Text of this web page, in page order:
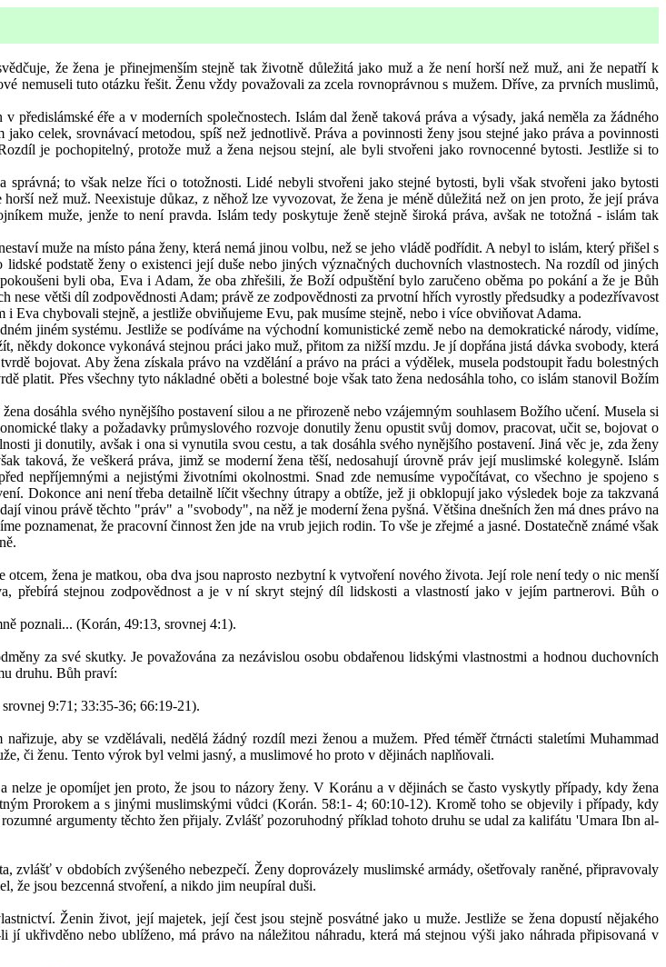
že žena je přinejmenším stejně tak životně důležitá jako muž a že není horší než muž, ani že nepatří k
tuto otázku řešit. Ženu vždy považovali za zcela rovnoprávnou s mužem. Dříve, za prvních muslimů,
éře a v moderních společnostech. Islám dal ženě taková práva a výsady, jaká neměla za žádného
celek, srovnávací metodou, spíš než jednotlivě. Práva a povinnosti ženy jsou stejné jako práva a povinnosti
je pochopitelný, protože muž a žena nejsou stejní, ale byli stvořeni jako rovnocenné bytosti. Jestliže si to
to však nelze říci o totožnosti. Lidé nebyli stvořeni jako stejné bytosti, byli však stvořeni jako bytosti
než muž. Neexistuje důkaz, z něhož lze vyvozovat, že žena je méně důležitá než on jen proto, že její práva
muže, jenže to není pravda. Islám tedy poskytuje ženě stejně široká práva, avšak ne totožná - islám tak
muže na místo pána ženy, která nemá jinou volbu, než se jeho vládě podřídit. A nebyl to islám, který přišel s
podstatě ženy o existenci její duše nebo jiných význačných duchovních vlastnostech. Na rozdíl od jiných
byli oba, Eva i Adam, že oba zhřešili, že Boží odpuštění bylo zaručeno oběma po pokání a že je Bůh
větši díl zodpovědnosti Adam; právě ze zodpovědnosti za prvotní hřích vyrostly předsudky a podezřívavost
chybovali stejně, a jestliže obviňujeme Evu, pak musíme stejně, nebo i více obviňovat Adama.
jiném systému. Jestliže se podíváme na východní komunistické země nebo na demokratické národy, vidíme,
někdy dokonce vykonává stejnou práci jako muž, přitom za nižší mzdu. Je jí dopřána jistá dávka svobody, která
bojovat. Aby žena získala právo na vzdělání a právo na práci a výdělek, musela podstoupit řadu bolestných
platit. Přes všechny tyto nákladné oběti a bolestné boje však tato žena nedosáhla toho, co islám stanovil Božím
dosáhla svého nynějšího postavení silou a ne přirozeně nebo vzájemným souhlasem Božího učení. Musela si
tlaky a požadavky průmyslového rozvoje donutily ženu opustit svůj domov, pracovat, učit se, bojovat o
ji donutily, avšak i ona si vynutila svou cestu, a tak dosáhla svého nynějšího postavení. Jiná věc je, zda ženy
taková, že veškerá práva, jimž se moderní žena těší, nedosahují úrovně práv její muslimské kolegyně. Islám
nepříjemnými a nejistými životními okolnostmi. Snad zde nemusíme vypočítávat, co všechno je spojeno s
Dokonce ani není třeba detailně líčit všechny útrapy a obtíže, jež ji obklopují jako výsledek boje za takzvaná
vinou právě těchto "práv" a "svobody", na něž je moderní žena pyšná. Většina dnešních žen má dnes právo na
poznamenat, že pracovní činnost žen jde na vrub jejich rodin. To vše je zřejmé a jasné. Dostatečně známé však
žena je matkou, oba dva jsou naprosto nezbytní k vytvoření nového života. Její role není tedy o nic menší
přebírá stejnou zodpovědnost a je v ní skryt stejný díl lidskosti a vlastností jako v jejím partnerovi. Bůh o
poznali... (Korán, 49:13, srovnej 4:1).
za své skutky. Je považována za nezávislou osobu obdařenou lidskými vlastnostmi a hodnou duchovních
druhu. Bůh praví:
9:71; 33:35-36; 66:19-21).
aby se vzdělávali, nedělá žádný rozdíl mezi ženou a mužem. Před téměř čtrnácti staletími Muhammad
či ženu. Tento výrok byl velmi jasný, a muslimové ho proto v dějinách naplňovali.
je opomíjet jen proto, že jsou to názory ženy. V Koránu a v dějinách se často vyskytly případy, kdy žena
Prorokem a s jinými muslimskými vůdci (Korán. 58:1- 4; 60:10-12). Kromě toho se objevily i případy, kdy
argumenty těchto žen přijaly. Zvlášť pozoruhodný příklad tohoto druhu se udal za kalifátu 'Umara Ibn al-
zvlášť v obdobích zvýšeného nebezpečí. Ženy doprovázely muslimské armády, ošetřovaly raněné, připravovaly
že jsou bezcenná stvoření, a nikdo jim neupíral duši.
Ženin život, její majetek, její čest jsou stejně posvátné jako u muže. Jestliže se žena dopustí nějakého
ukřivděno nebo ublíženo, má právo na náležitou náhradu, která má stejnou výši jako náhrada připisovaná v